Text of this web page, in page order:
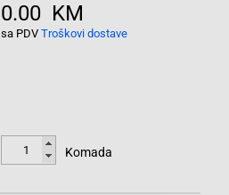
0.00 KM
sa PDV Troškovi dostave
Komada